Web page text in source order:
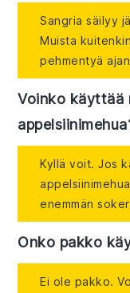
Sangria säilyy
Muista
pehmentyä
Voinko käyttää
Kyllä voit. Jos
enemmän
Onko pakko
Ei ole pakko.